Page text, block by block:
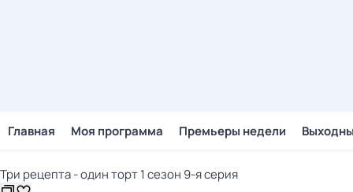
Главная Моя программа Премьеры недели
Три рецепта - один торт 1 сезон 9-я серия